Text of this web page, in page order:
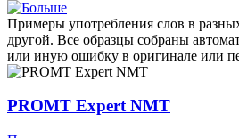
Примеры употребления слов в
другой. Все образцы собраны
или иную ошибку в оригинале или
PROMT Expert NMT